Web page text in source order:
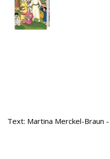
Text: Martina Merckel-Braun